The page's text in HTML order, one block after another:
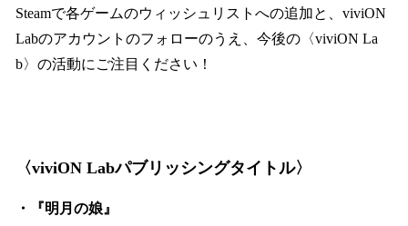
Steamで各ゲームのウィッシュリストへの追加と、viviON
Labのアカウントのフォローのうえ、今後の〈viviON La
b〉の活動にご注目ください！
〈viviON Labパブリッシングタイトル〉
・『明月の娘』